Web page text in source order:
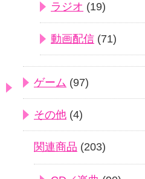
ラジオ (19)
動画配信 (71)
ゲーム (97)
その他 (4)
関連商品 (203)